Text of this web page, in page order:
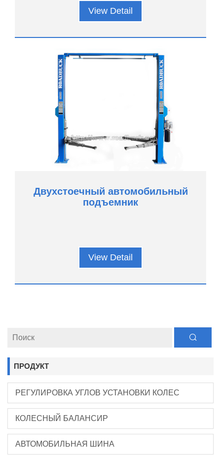
ПРОДУКТ
РЕГУЛИРОВКА УГЛОВ УСТАНОВКИ КОЛЕС
КОЛЕСНЫЙ БАЛАНСИР
АВТОМОБИЛЬНАЯ ШИНА
View Detail
Двухстоечный автомобильный
подъемник
View Detail